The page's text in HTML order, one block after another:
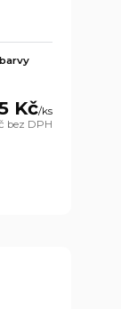
Kč/ks
bez DPH